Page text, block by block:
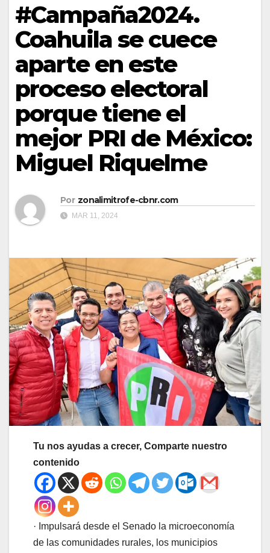
#Campaña2024.
Coahuila se cuece
aparte en este
proceso electoral
porque tiene el
mejor PRI de México:
Miguel Riquelme
Por zonalimitrofe-cbnr.com
MAR 11, 2024
Tu nos ayudas a crecer, Comparte nuestro
contenido
· Impulsará desde el Senado la microeconomía
de las comunidades rurales, los municipios